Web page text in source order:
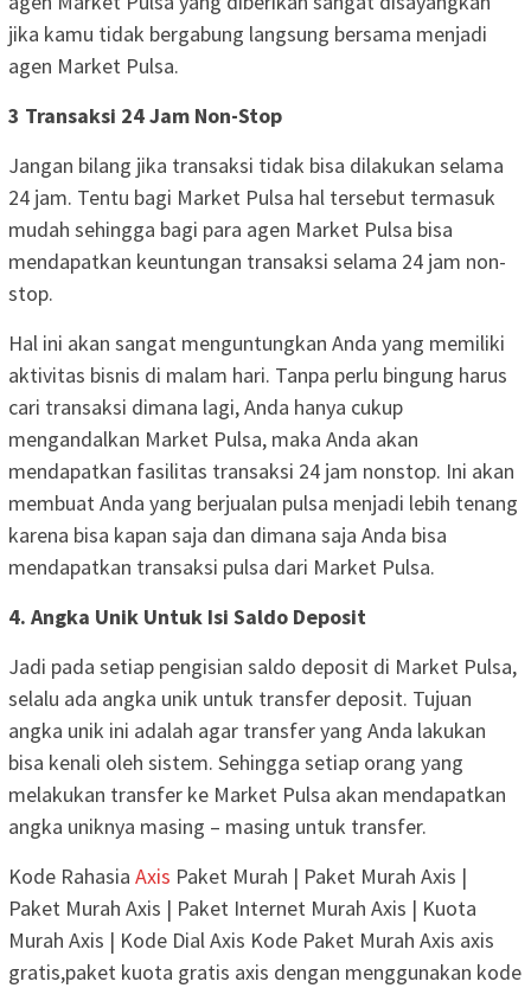
jika kamu tidak bergabung langsung bersama menjadi
agen Market Pulsa.
3 Transaksi 24 Jam Non-Stop
Jangan bilang jika transaksi tidak bisa dilakukan selama
24 jam. Tentu bagi Market Pulsa hal tersebut termasuk
mudah sehingga bagi para agen Market Pulsa bisa
mendapatkan keuntungan transaksi selama 24 jam non-
stop.
Hal ini akan sangat menguntungkan Anda yang memiliki
aktivitas bisnis di malam hari. Tanpa perlu bingung harus
cari transaksi dimana lagi, Anda hanya cukup
mengandalkan Market Pulsa, maka Anda akan
mendapatkan fasilitas transaksi 24 jam nonstop. Ini akan
membuat Anda yang berjualan pulsa menjadi lebih tenang
karena bisa kapan saja dan dimana saja Anda bisa
mendapatkan transaksi pulsa dari Market Pulsa.
4. Angka Unik Untuk Isi Saldo Deposit
Jadi pada setiap pengisian saldo deposit di Market Pulsa,
selalu ada angka unik untuk transfer deposit. Tujuan
angka unik ini adalah agar transfer yang Anda lakukan
bisa kenali oleh sistem. Sehingga setiap orang yang
melakukan transfer ke Market Pulsa akan mendapatkan
angka uniknya masing – masing untuk transfer.
Kode Rahasia Axis Paket Murah | Paket Murah Axis |
Paket Murah Axis | Paket Internet Murah Axis | Kuota
Murah Axis | Kode Dial Axis Kode Paket Murah Axis axis
gratis,paket kuota gratis axis dengan menggunakan kode